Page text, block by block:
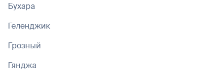
Бухара
Геленджик
Грозный
Гянджа